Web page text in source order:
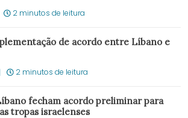
2 minutos de leitura
de acordo entre Líbano e
2 minutos de leitura
fecham acordo preliminar para
tropas israelenses